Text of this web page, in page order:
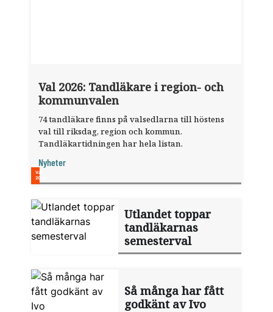
Val 2026: Tandläkare i region- och
kommunvalen
74 tandläkare finns på valsedlarna till höstens
val till riksdag, region och kommun.
Tandläkartidningen har hela listan.
Nyheter
Utlandet toppar
tandläkarnas
semesterval
Så många har fått
godkänt av Ivo